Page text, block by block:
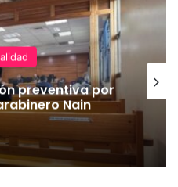
preventiva por
Nain